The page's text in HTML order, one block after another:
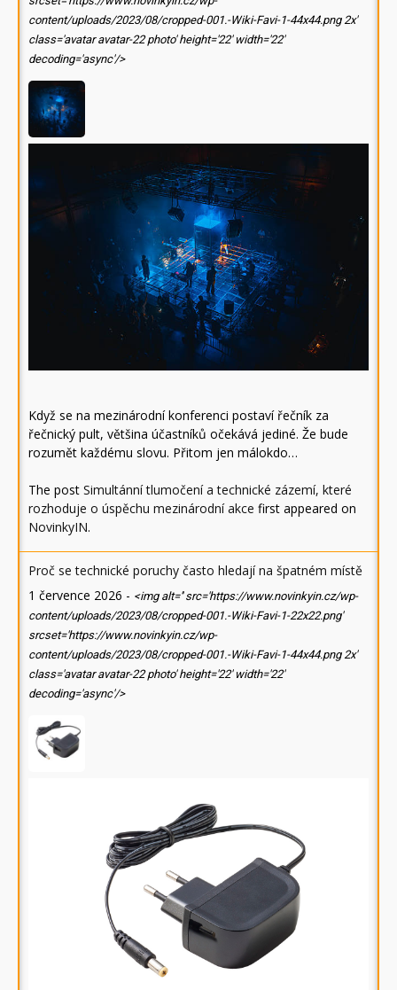
content/uploads/2023/08/cropped-001.-Wiki-Favi-1-44x44.png 2x'
class='avatar avatar-22 photo' height='22' width='22'
decoding='async'/>
Když se na mezinárodní konferenci postaví řečník za
řečnický pult, většina účastníků očekává jediné. Že bude
rozumět každému slovu. Přitom jen málokdo…
The post Simultánní tlumočení a technické zázemí, které
rozhoduje o úspěchu mezinárodní akce first appeared on
NovinkyIN.
Proč se technické poruchy často hledají na špatném místě
1 července 2026 - <img alt='' src='https://www.novinkyin.cz/wp-
content/uploads/2023/08/cropped-001.-Wiki-Favi-1-22x22.png'
srcset='https://www.novinkyin.cz/wp-
content/uploads/2023/08/cropped-001.-Wiki-Favi-1-44x44.png 2x'
class='avatar avatar-22 photo' height='22' width='22'
decoding='async'/>